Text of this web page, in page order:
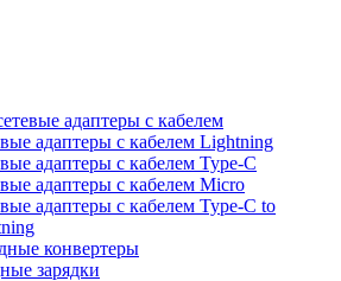
адаптеры с кабелем
адаптеры с кабелем Lightning
адаптеры с кабелем Type-C
адаптеры с кабелем Micro
адаптеры с кабелем Type-C to
конвертеры
зарядки